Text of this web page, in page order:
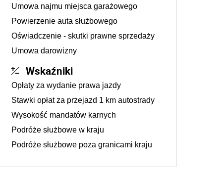
Umowa najmu miejsca garażowego
Powierzenie auta służbowego
Oświadczenie - skutki prawne sprzedaży
Umowa darowizny
Wskaźniki
Opłaty za wydanie prawa jazdy
Stawki opłat za przejazd 1 km autostrady
Wysokość mandatów karnych
Podróże służbowe w kraju
Podróże służbowe poza granicami kraju